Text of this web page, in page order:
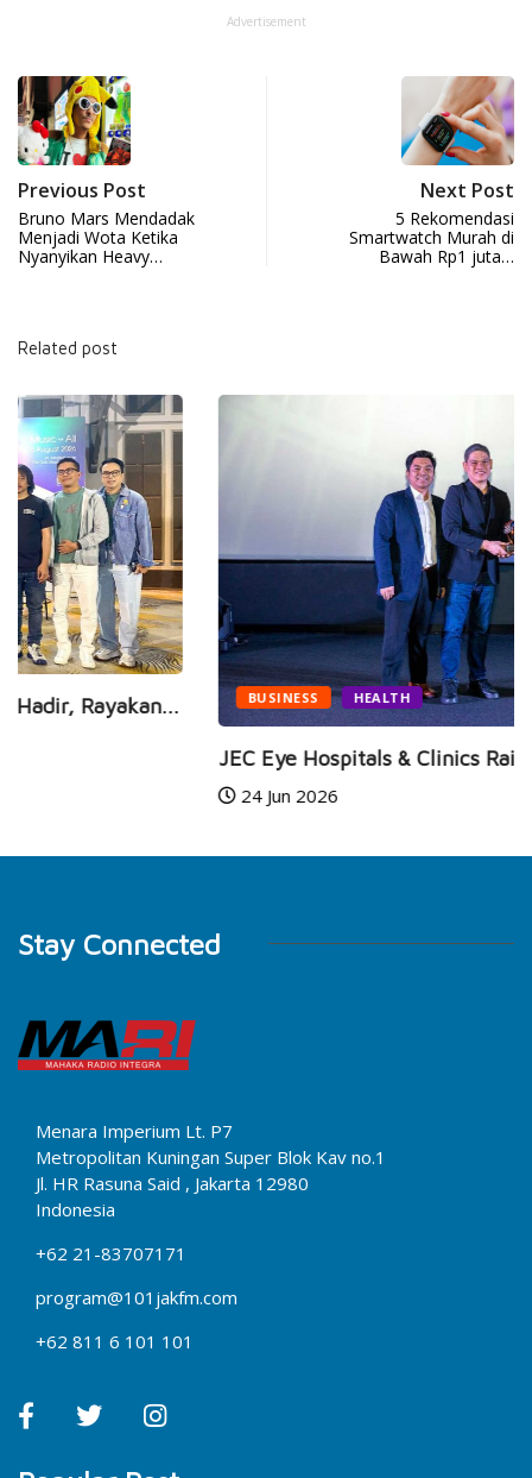
Advertisement
Previous Post
Bruno Mars Mendadak
Menjadi Wota Ketika
Nyanyikan Heavy…
Next Post
5 Rekomendasi
Smartwatch Murah di
Bawah Rp1 juta…
Related post
BUSINESS
JEC Eye Hospitals & Clinics Raih Marketeers...
Stay Connected
Menara Imperium Lt. P7
Metropolitan Kuningan Super Blok Kav no.1
Jl. HR Rasuna Said , Jakarta 12980
Indonesia
+62 21-83707171
program@101jakfm.com
+62 811 6 101 101